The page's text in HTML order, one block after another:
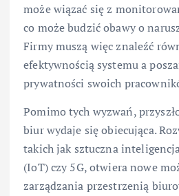
może wiązać się z
co może budzić obawy o
Firmy muszą więc znaleźć
efektywnością systemu a
prywatności swoich
Pomimo tych wyzwań,
biur wydaje się obiecująca.
takich jak sztuczna
(IoT) czy 5G, otwiera nowe
zarządzania przestrzenią